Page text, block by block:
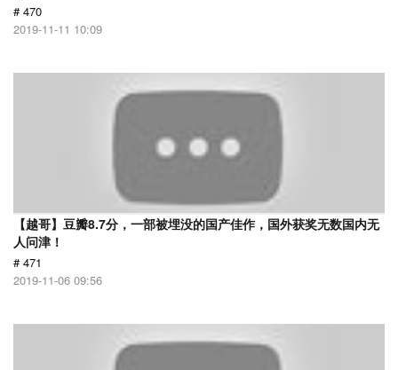
# 470
2019-11-11 10:09
【越哥】豆瓣8.7分，一部被埋没的国产佳作，国外获奖无数国内无
人问津！
# 471
2019-11-06 09:56